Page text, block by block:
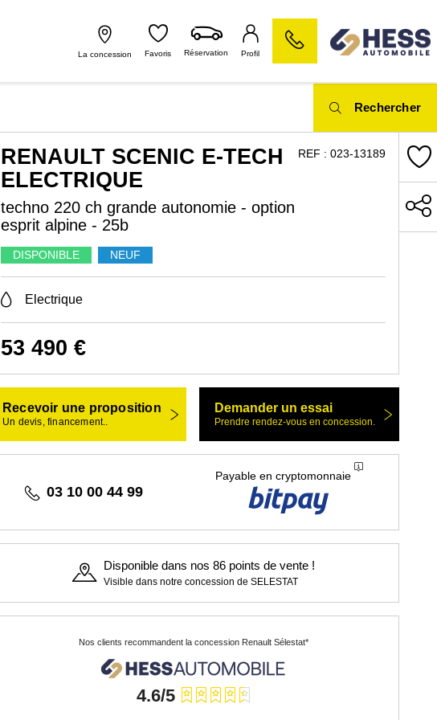
La concession Favoris Réservation Profil
Rechercher
RENAULT SCENIC E-TECH
ELECTRIQUE
techno 220 ch grande autonomie - option
esprit alpine - 25b
REF :023-13189
DISPONIBLE NEUF
Electrique
53 490 €
Recevoir une proposition
Un devis, financement..
Demander un essai
Prendre rendez-vous en concession.
03 10 00 44 99
Payable en cryptomonnaie
Disponible dans nos 86 points de vente !
Visible dans notre concession de SELESTAT
Nos clients recommandent la concession Renault Sélestat*
4.6/5